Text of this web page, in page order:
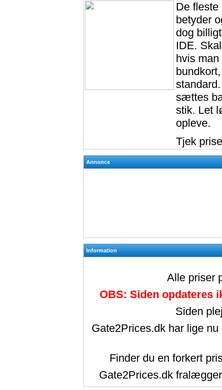
De fleste
betyder
dog
IDE.
hvis
sættes
stik. Let
opleve.
Tjek
Annonce
Information
Alle priser
OBS: Siden opdateres
Siden
Gate2Prices.dk har lige nu
Finder du en forkert
Gate2Prices.dk